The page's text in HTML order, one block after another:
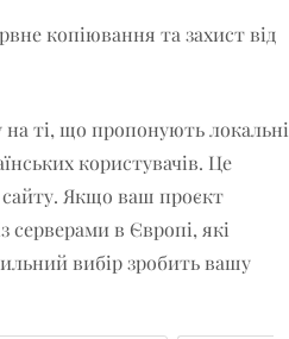
копіювання та захист від
на ті, що пропонують локальні
користувачів. Це
сайту. Якщо ваш проєкт
серверами в Європі, які
вибір зробить вашу